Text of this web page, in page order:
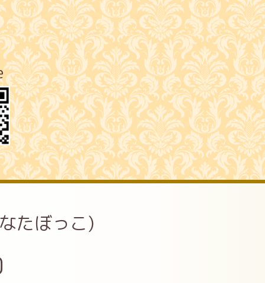
たぼっこ)